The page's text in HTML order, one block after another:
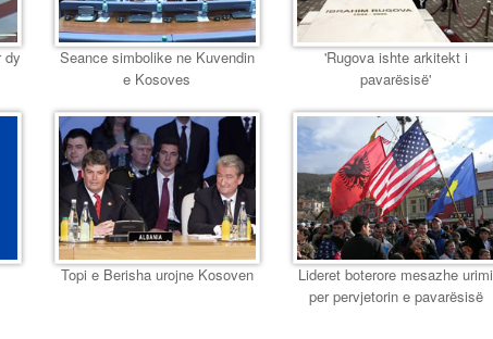
dy
Seance simbolike ne Kuvendin
e Kosoves
'Rugova ishte arkitekt i
pavarësisë'
Topi e Berisha urojne Kosoven
Lideret boterore mesazhe urimi
per pervjetorin e pavarësisë